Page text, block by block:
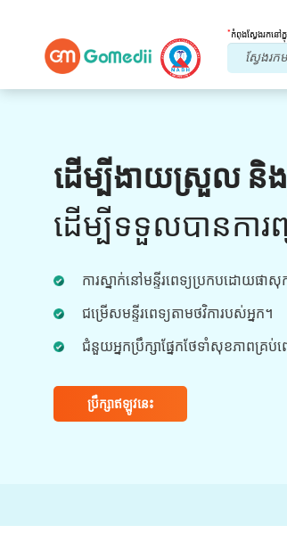
*កំពុងស្វែងរកនៅក្
ដើម្បីងាយស្រួល និ
ដើម្បីទទួលបានការ
ការស្នាក់នៅមន្ទីរពេទ្យប្រកបដោយផាសុ
ជម្រើសមន្ទីរពេទ្យតាមថវិការបស់អ្នក។
ជំនួយអ្នកប្រឹក្សាផ្នែកថែទាំសុខភាពគ្រប់
ប្រឹក្សាឥឡូវនេះ
អត្ថប្រយោជន៍របស់យើង។
ការព្យាបាលក្រោយតាមដ
ការថែទាំ
ទទួលបានជំនួយផ្នែកវេជ្ជសាស្រ្ត និងអ្នកជំងឺ 24x7
អ្នកគ្រប់ពេលវេលា។ ការធ្វើបច្ចុប្បន្នភាពជាទៀងទាត់លើ